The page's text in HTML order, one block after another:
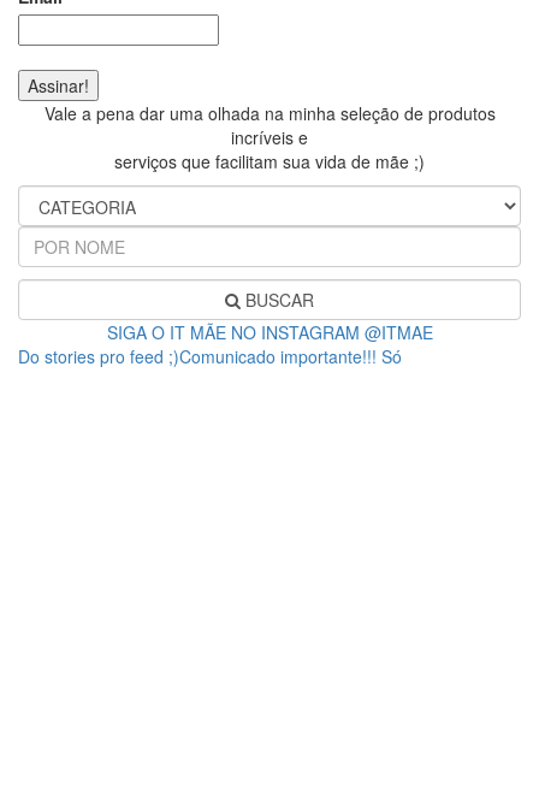
Vale a pena dar uma olhada na minha seleção de produtos
incríveis e
serviços que facilitam sua vida de mãe ;)
BUSCAR
SIGA O IT MÃE NO INSTAGRAM @ITMAE
Do stories pro feed ;)Comunicado importante!!! Só